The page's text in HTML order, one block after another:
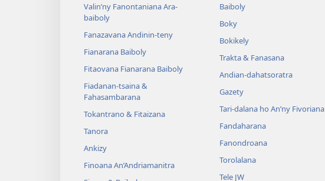
Valin’ny Fanontaniana Ara-
baiboly
Fanazavana Andinin-teny
Fianarana Baiboly
Fitaovana Fianarana Baiboly
Fiadanan-tsaina &
Fahasambarana
Tokantrano & Fitaizana
Tanora
Ankizy
Finoana An’Andriamanitra
Baiboly
Boky
Bokikely
Trakta & Fanasana
Andian-dahatsoratra
Gazety
Tari-dalana ho An’ny Fivoriana
Fandaharana
Fanondroana
Torolalana
Tele JW